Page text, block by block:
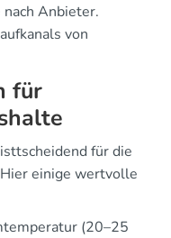
Anbieter.
von
für
für die
einige wertvolle
(20–25